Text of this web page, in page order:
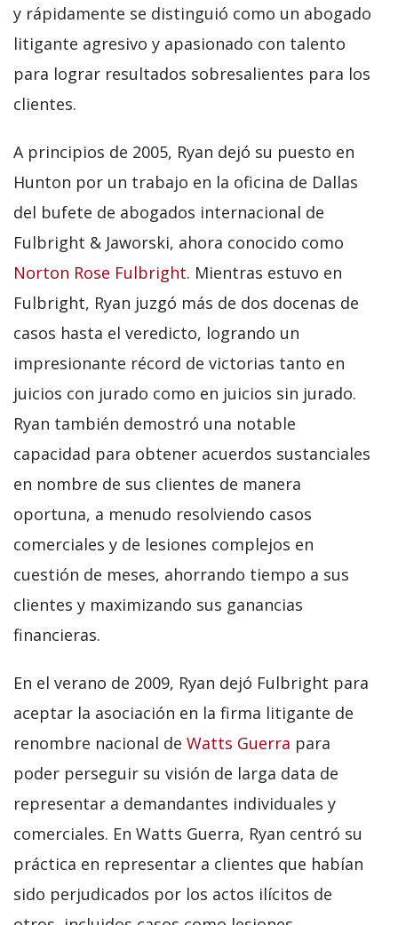
y rápidamente se distinguió como un abogado
litigante agresivo y apasionado con talento
para lograr resultados sobresalientes para los
clientes.
A principios de 2005, Ryan dejó su puesto en
Hunton por un trabajo en la oficina de Dallas
del bufete de abogados internacional de
Fulbright & Jaworski, ahora conocido como
Norton Rose Fulbright. Mientras estuvo en
Fulbright, Ryan juzgó más de dos docenas de
casos hasta el veredicto, logrando un
impresionante récord de victorias tanto en
juicios con jurado como en juicios sin jurado.
Ryan también demostró una notable
capacidad para obtener acuerdos sustanciales
en nombre de sus clientes de manera
oportuna, a menudo resolviendo casos
comerciales y de lesiones complejos en
cuestión de meses, ahorrando tiempo a sus
clientes y maximizando sus ganancias
financieras.
En el verano de 2009, Ryan dejó Fulbright para
aceptar la asociación en la firma litigante de
renombre nacional de Watts Guerra para
poder perseguir su visión de larga data de
representar a demandantes individuales y
comerciales. En Watts Guerra, Ryan centró su
práctica en representar a clientes que habían
sido perjudicados por los actos ilícitos de